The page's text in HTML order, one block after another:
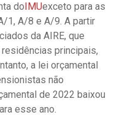
doIMUexceto para as
1, A/8 e A/9. A partir
da AIRE, que
principais,
a lei orçamental
não
de 2022 baixou
esse ano.